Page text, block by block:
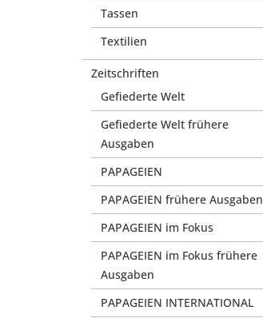
Tassen
Textilien
Zeitschriften
Gefiederte Welt
Gefiederte Welt frühere
Ausgaben
PAPAGEIEN
PAPAGEIEN frühere Ausgaben
PAPAGEIEN im Fokus
PAPAGEIEN im Fokus frühere
Ausgaben
PAPAGEIEN INTERNATIONAL